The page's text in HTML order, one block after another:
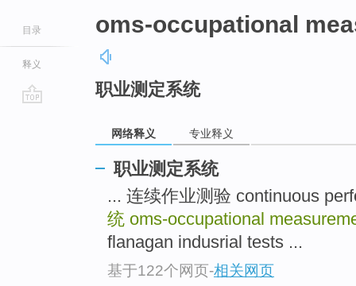
目录
释义
oms-occupational
职业测定系统
网络释义 专业释义
职业测定系统
... 连续作业测验 continuous
统 oms-occupational
flanagan indusrial tests ...
基于122个网页-相关网页